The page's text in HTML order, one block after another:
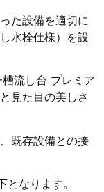
た設備を適切に
水栓仕様）を設
流し台 プレミア
見た目の美しさ
既存設備との接
なります。